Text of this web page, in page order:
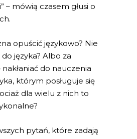
– mówią czasem głusi o
opuścić językowo? Nie
języka? Albo za
do nauczenia
którym posługuje się
dla wielu z nich to
pytań, które zadają